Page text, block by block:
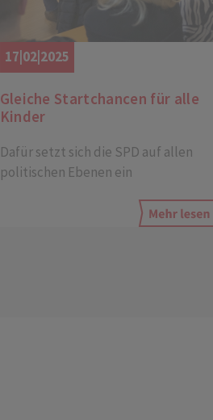
17|02|2025
Gleiche Startchancen für alle
Kinder
Dafür setzt sich die SPD auf allen
politischen Ebenen ein